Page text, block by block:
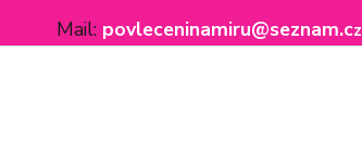
Mail: povleceninamiru@seznam.cz